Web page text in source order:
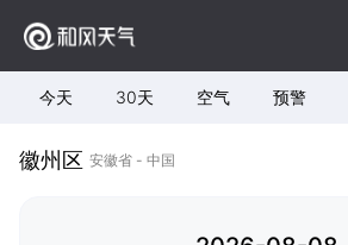
今天 30天 空气 预警
徽州区 安徽省 - 中国